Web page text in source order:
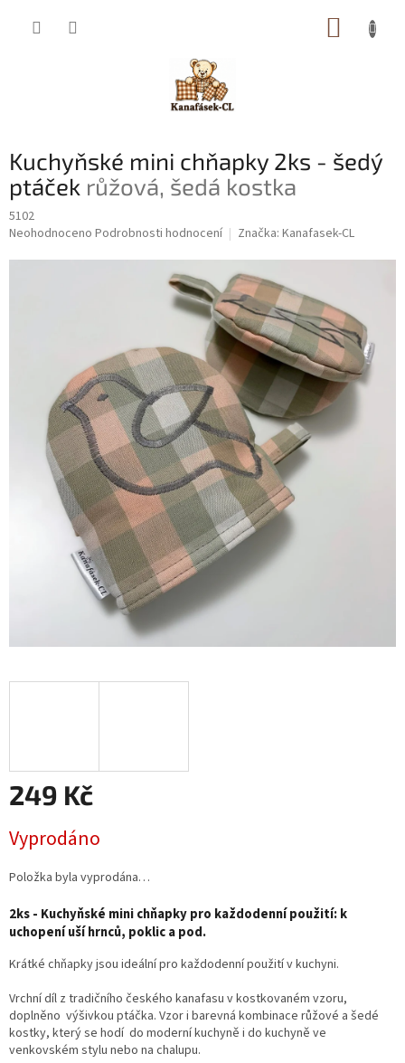
Kuchyňské mini chňapky 2ks - šedý
ptáček růžová, šedá kostka
5102
Průměrné
Neohodnoceno Podrobnosti hodnocení Značka: Kanafasek-CL
249 Kč
cena:
Vyprodáno
Položka byla vyprodána…
2ks - Kuchyňské mini chňapky pro každodenní použití: k
uchopení uší hrnců, poklic a pod.
Krátké chňapky jsou ideální pro každodenní použití v kuchyni.
Vrchní díl z tradičního českého kanafasu v kostkovaném vzoru,
doplněno výšivkou ptáčka. Vzor i barevná kombinace růžové a šedé
kostky, který se hodí do moderní kuchyně i do kuchyně ve
venkovském stylu nebo na chalupu.